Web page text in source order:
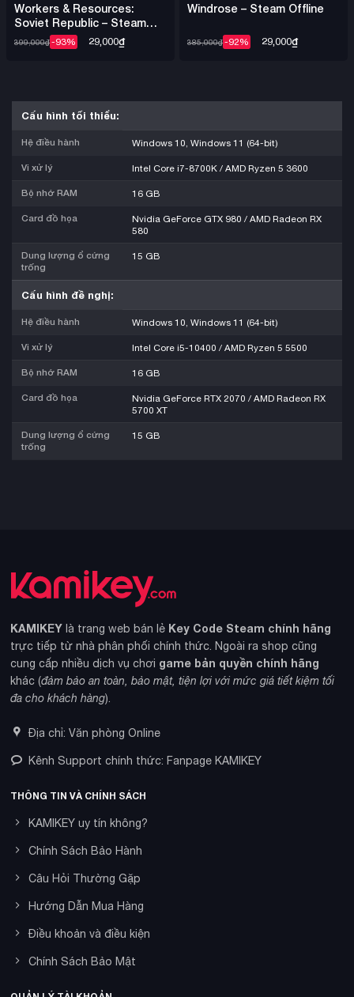
Workers & Resources:
Soviet Republic – Steam
Offline
399,000₫-93% 29,000₫
Windrose – Steam Offline
385,000₫-92% 29,000₫
Cấu hình tối thiểu:
Hệ điều hành Windows 10, Windows 11 (64-bit)
Vi xử lý Intel Core i7-8700K / AMD Ryzen 5 3600
Bộ nhớ RAM 16 GB
Card đồ họa
Nvidia GeForce GTX 980 / AMD Radeon RX
580
Dung lượng ổ cứng
trống
15 GB
Cấu hình đề nghị:
Hệ điều hành Windows 10, Windows 11 (64-bit)
Vi xử lý Intel Core i5-10400 / AMD Ryzen 5 5500
Bộ nhớ RAM 16 GB
Card đồ họa
Nvidia GeForce RTX 2070 / AMD Radeon RX
5700 XT
Dung lượng ổ cứng
trống
15 GB
KAMIKEY là trang web bán lẻ Key Code Steam chính hãng
trực tiếp từ nhà phân phối chính thức. Ngoài ra shop cũng
cung cấp nhiều dịch vụ chơi game bản quyền chính hãng
khác (đảm bảo an toàn, bảo mật, tiện lợi với mức giá tiết kiệm tối
đa cho khách hàng).
Địa chỉ: Văn phòng Online
Kênh Support chính thức: Fanpage KAMIKEY
THÔNG TIN VÀ CHÍNH SÁCH
KAMIKEY uy tín không?
Chính Sách Bảo Hành
Câu Hỏi Thường Gặp
Hướng Dẫn Mua Hàng
Điều khoản và điều kiện
Chính Sách Bảo Mật